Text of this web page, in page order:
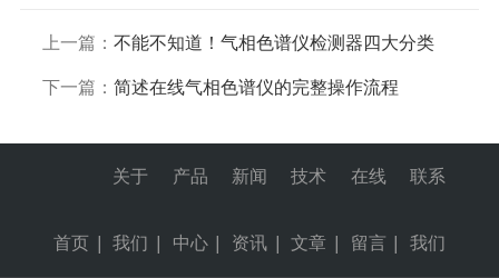
上一篇： 不能不知道！气相色谱仪检测器四大分类
下一篇： 简述在线气相色谱仪的完整操作流程
首页
关于
我们
产品
中心
新闻
资讯
技术
文章
在线
留言
联系
我们